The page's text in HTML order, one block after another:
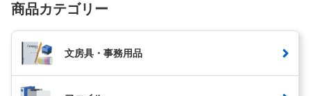
商品カテゴリー
文房具・事務用品